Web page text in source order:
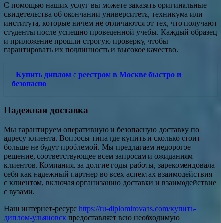
С помощью наших услуг вы можете заказать оригинальные
свидетельства об окончании университета, техникума или
института, которые ничем не отличаются от тех, что получают
студенты после успешно проведенной учебы. Каждый образец
и приложение прошли строгую проверку, чтобы
гарантировать их подлинность и высокое качество.
Купить диплом с реестром в Москве быстро и
безопасно
Надежная доставка
Мы гарантируем оперативную и безопасную доставку по
адресу клиента. Вопросы типа где купить и сколько стоит
больше не будут проблемой. Мы предлагаем недорогое
решение, соответствующее всем запросам и ожиданиям
клиентов. Компания, за долгие годы работы, зарекомендовала
себя как надежный партнер во всех аспектах взаимодействия
с клиентом, включая организацию доставки и взаимодействие
с вузами.
Наш интернет-ресурс https://ru-diplomirovans.com/купить-
диплом-ульяновск предоставляет всю необходимую